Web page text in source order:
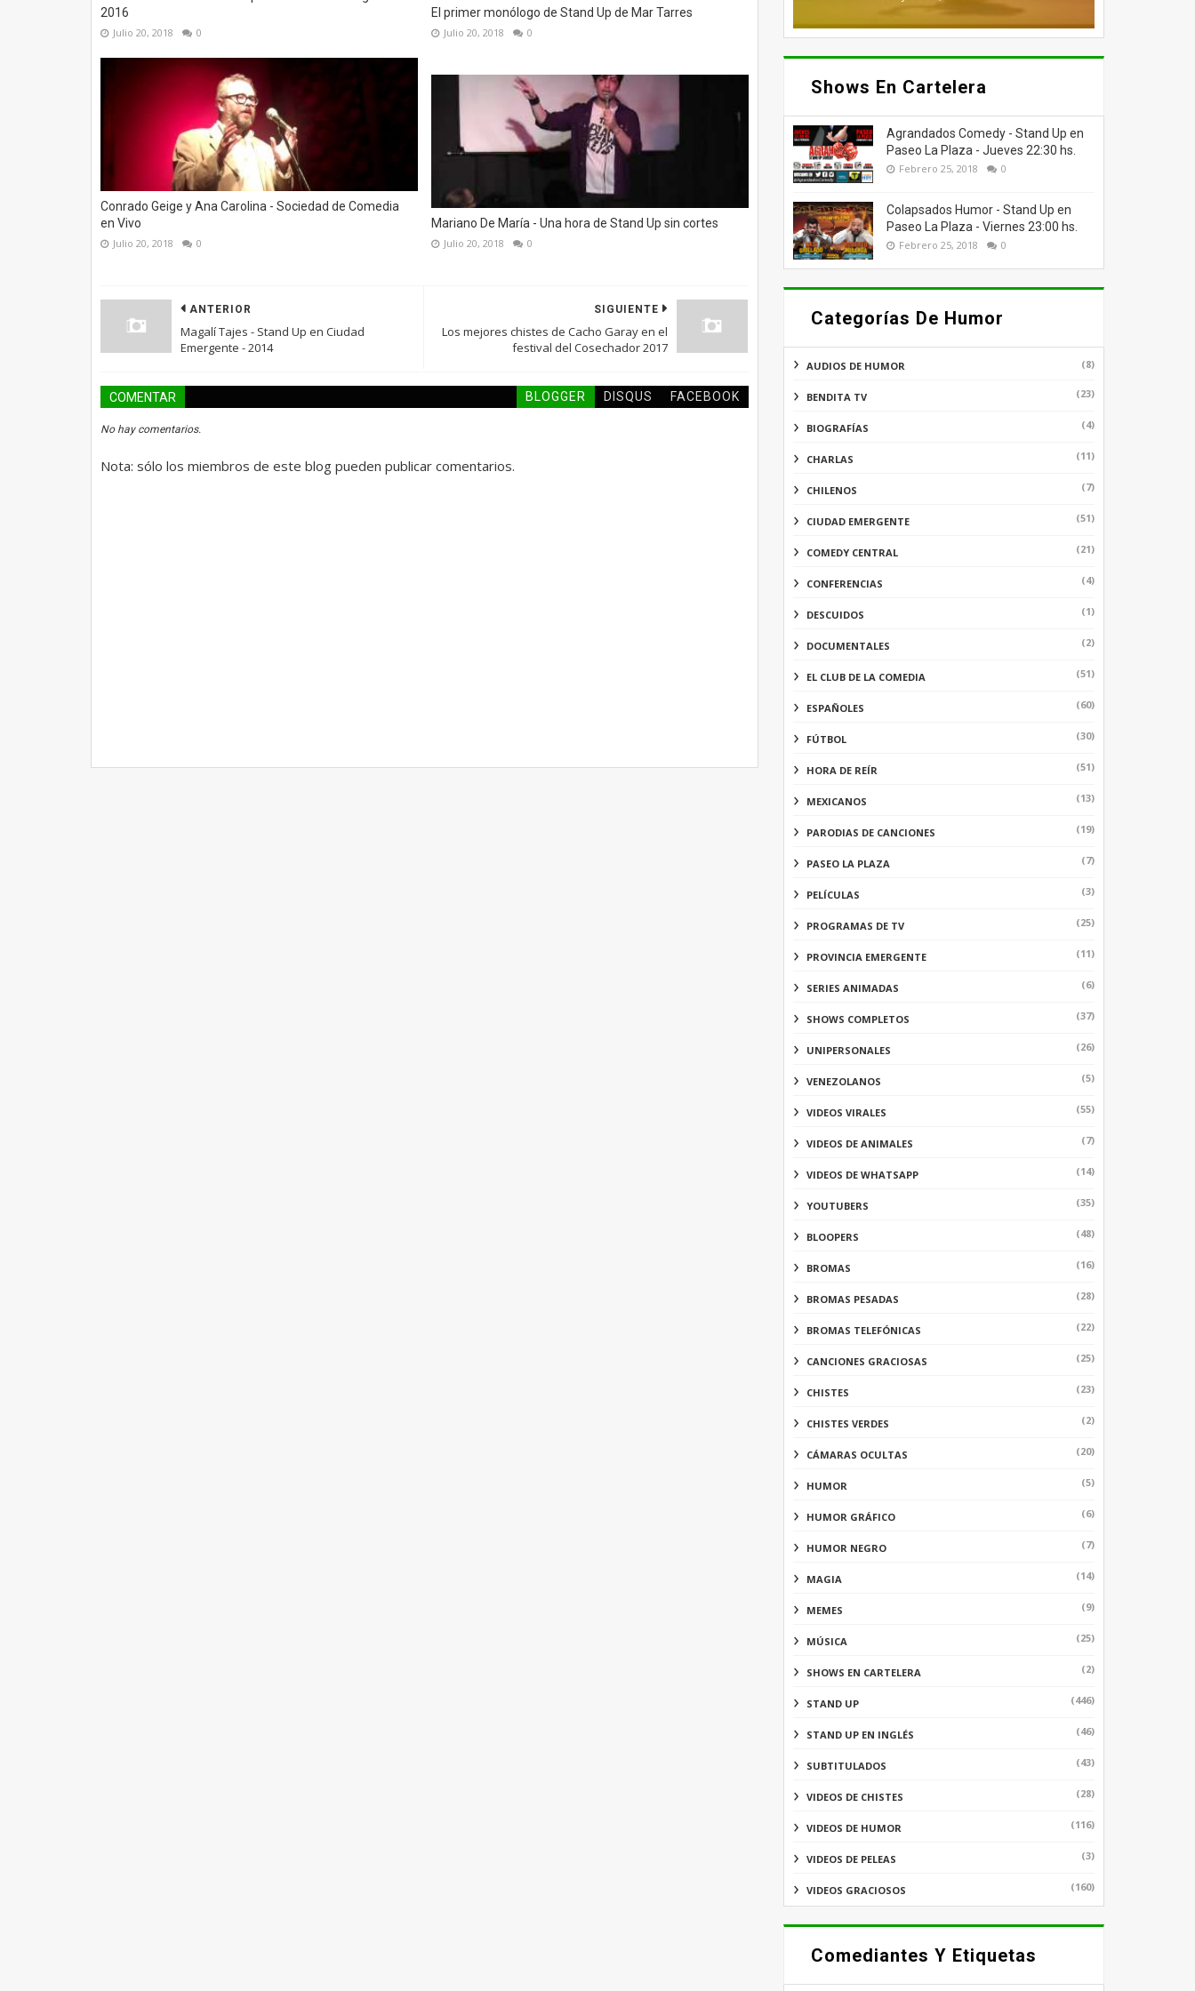
2016
Julio 20, 2018 0
El primer monólogo de Stand Up de Mar Tarres
Julio 20, 2018 0
Conrado Geige y Ana Carolina - Sociedad de Comedia
en Vivo
Julio 20, 2018 0
Mariano De María - Una hora de Stand Up sin cortes
Julio 20, 2018 0
SIGUIENTE
Los mejores chistes de Cacho Garay en el
festival del Cosechador 2017
ANTERIOR
Magalí Tajes - Stand Up en Ciudad
Emergente - 2014
COMENTAR BLOGGER DISQUS FACEBOOK
No hay comentarios.
Nota: sólo los miembros de este blog pueden publicar comentarios.
Shows En Cartelera
Agrandados Comedy - Stand Up en
Paseo La Plaza - Jueves 22:30 hs.
Febrero 25, 2018 0
Colapsados Humor - Stand Up en
Paseo La Plaza - Viernes 23:00 hs.
Febrero 25, 2018 0
Categorías De Humor
AUDIOS DE HUMOR (8)
BENDITA TV (23)
BIOGRAFÍAS (4)
CHARLAS (11)
CHILENOS (7)
CIUDAD EMERGENTE (51)
COMEDY CENTRAL (21)
CONFERENCIAS (4)
DESCUIDOS (1)
DOCUMENTALES (2)
EL CLUB DE LA COMEDIA (51)
ESPAÑOLES (60)
FÚTBOL (30)
HORA DE REÍR (51)
MEXICANOS (13)
PARODIAS DE CANCIONES (19)
PASEO LA PLAZA (7)
PELÍCULAS (3)
PROGRAMAS DE TV (25)
PROVINCIA EMERGENTE (11)
SERIES ANIMADAS (6)
SHOWS COMPLETOS (37)
UNIPERSONALES (26)
VENEZOLANOS (5)
VIDEOS VIRALES (55)
VIDEOS DE ANIMALES (7)
VIDEOS DE WHATSAPP (14)
YOUTUBERS (35)
BLOOPERS (48)
BROMAS (16)
BROMAS PESADAS (28)
BROMAS TELEFÓNICAS (22)
CANCIONES GRACIOSAS (25)
CHISTES (23)
CHISTES VERDES (2)
CÁMARAS OCULTAS (20)
HUMOR (5)
HUMOR GRÁFICO (6)
HUMOR NEGRO (7)
MAGIA (14)
MEMES (9)
MÚSICA (25)
SHOWS EN CARTELERA (2)
STAND UP (446)
STAND UP EN INGLÉS (46)
SUBTITULADOS (43)
VIDEOS DE CHISTES (28)
VIDEOS DE HUMOR (116)
VIDEOS DE PELEAS (3)
VIDEOS GRACIOSOS (160)
Comediantes Y Etiquetas